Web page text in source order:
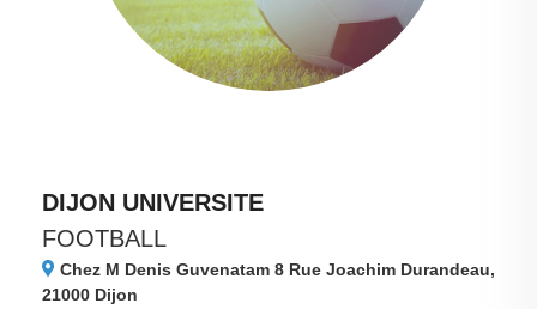
DIJON UNIVERSITE
FOOTBALL
Chez M Denis Guvenatam 8 Rue Joachim Durandeau,
21000 Dijon